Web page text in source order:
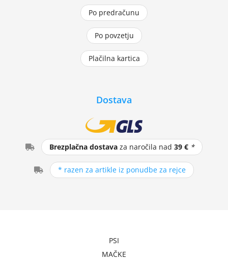
Po predračunu
Po povzetju
Plačilna kartica
Dostava
Brezplačna dostava za naročila nad39 € *
* razen za artikle iz ponudbe za rejce
PSI
MAČKE